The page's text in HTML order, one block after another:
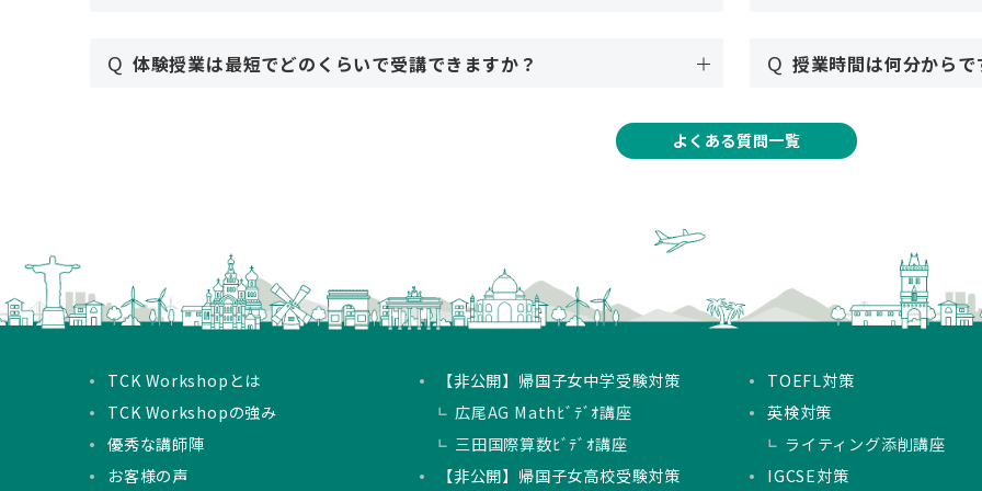
Q 体験授業は最短でどのくらいで受講できますか？ Q 授業時間は何分からで
よくある質問一覧
TCK Workshopとは
TCK Workshopの強み
優秀な講師陣
お客様の声
【非公開】帰国子女中学受験対策
広尾AG Mathﾋﾞﾃﾞｵ講座
三田国際算数ﾋﾞﾃﾞｵ講座
【非公開】帰国子女高校受験対策
TOEFL対策
英検対策
ライティング添削講座
IGCSE対策